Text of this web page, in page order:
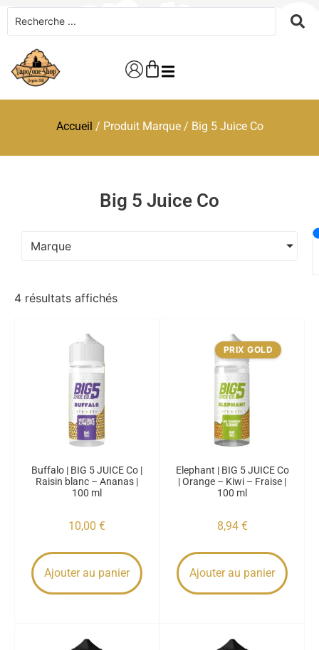
Accueil / Produit Marque / Big 5 Juice Co
Big 5 Juice Co
Marque
4 résultats affichés
Buffalo | BIG 5 JUICE Co |
Raisin blanc – Ananas |
100 ml
10,00 €
Ajouter au panier
PRIX GOLD
Elephant | BIG 5 JUICE Co
| Orange – Kiwi – Fraise |
100 ml
8,94 €
Ajouter au panier